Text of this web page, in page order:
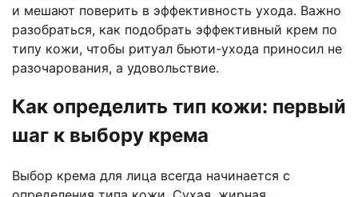
и мешают поверить в эффективность ухода. Важно
разобраться, как подобрать эффективный крем по
типу кожи, чтобы ритуал бьюти-ухода приносил не
разочарования, а удовольствие.
Как определить тип кожи: первый
шаг к выбору крема
Выбор крема для лица всегда начинается с